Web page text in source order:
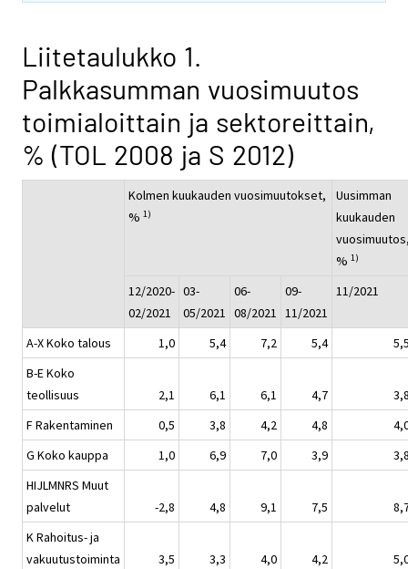
Liitetaulukko 1.
Palkkasumman vuosimuutos
toimialoittain ja sektoreittain,
% (TOL 2008 ja S 2012)
Kolmen kuukauden vuosimuutokset,
% 1)
Uusimman
kuukauden
% 1)
12/2020-
02/2021
03-
05/2021
06-
08/2021
09-
11/2021
11/2021
A-X Koko talous 1,0 5,4 7,2 5,4
B-E Koko
teollisuus
2,1 6,1 6,1 4,7
F Rakentaminen
0,5 3,8 4,2 4,8
G Koko kauppa
1,0 6,9 7,0 3,9
HIJLMNRS Muut
palvelut
-2,8 4,8 9,1 7,5
K Rahoitus- ja
vakuutustoiminta
3,5 3,3 4,0 4,2